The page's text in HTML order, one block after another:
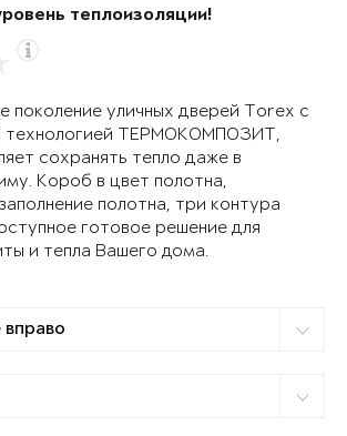
теплоизоляции!
поколение уличных дверей Torex с
технологией ТЕРМОКОМПОЗИТ,
сохранять тепло даже в
Короб в цвет полотна,
полотна, три контура
готовое решение для
и тепла Вашего дома.